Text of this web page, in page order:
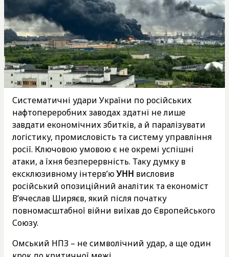
Систематичні удари України по російських
нафтопереробних заводах здатні не лише
завдати економічних збитків, а й паралізувати
логістику, промисловість та систему управління
росії. Ключовою умовою є не окремі успішні
атаки, а їхня безперервність. Таку думку в
ексклюзивному інтерв’юУНН висловив
російський опозиційний аналітик та економіст
В’ячеслав Ширяєв, який після початку
повномасштабної війни виїхав до Європейського
Союзу.
Омський НПЗ – не символічний удар, а ще один